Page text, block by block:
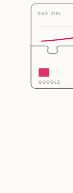
DAS ZIEL
GOOGLE